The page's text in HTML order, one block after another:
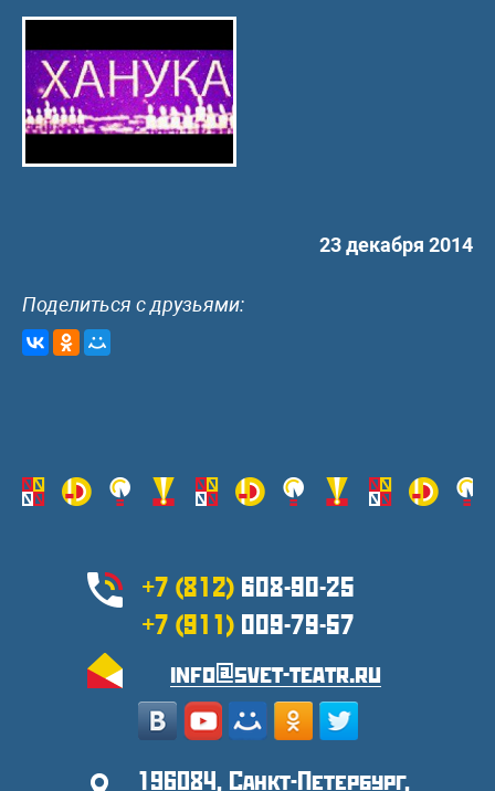
23 декабря 2014
Поделиться с друзьями:
+7 (812) 608-90-25
+7 (911) 009-79-57
info@svet-teatr.ru
196084, Санкт-Петербург,